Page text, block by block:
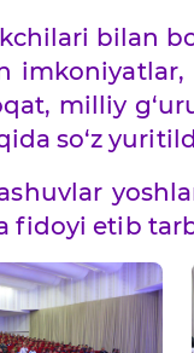
bilan
milliy
so‘z
fidoyi etib